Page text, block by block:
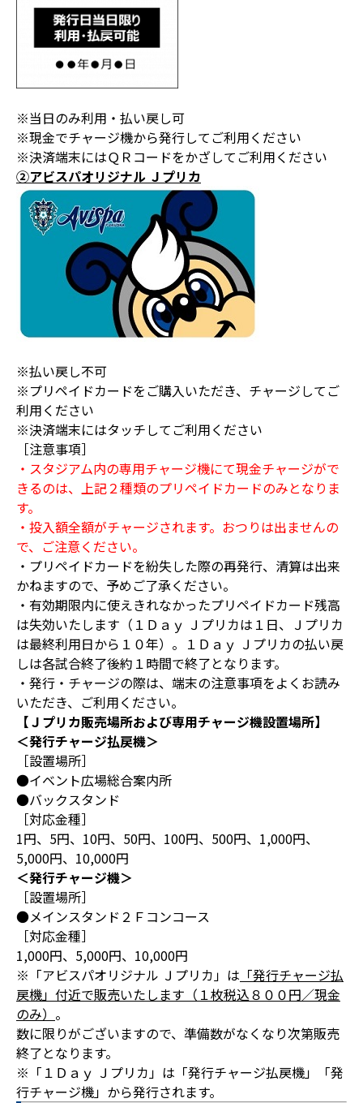
※当日のみ利用・払い戻し可
※現金でチャージ機から発行してご利用ください
※決済端末にはＱＲコードをかざしてご利用ください
②アビスパオリジナル Ｊプリカ
※払い戻し不可
※プリペイドカードをご購入いただき、チャージしてご
利用ください
※決済端末にはタッチしてご利用ください
［注意事項］
・スタジアム内の専用チャージ機にて現金チャージがで
きるのは、上記２種類のプリペイドカードのみとなりま
す。
・投入額全額がチャージされます。おつりは出ませんの
で、ご注意ください。
・プリペイドカードを紛失した際の再発行、清算は出来
かねますので、予めご了承ください。
・有効期限内に使えきれなかったプリペイドカード残高
は失効いたします（１Ｄａｙ Ｊプリカは１日、Ｊプリカ
は最終利用日から１０年）。１Ｄａｙ Ｊプリカの払い戻
しは各試合終了後約１時間で終了となります。
・発行・チャージの際は、端末の注意事項をよくお読み
いただき、ご利用ください。
【Ｊプリカ販売場所および専用チャージ機設置場所】
＜発行チャージ払戻機＞
［設置場所］
●イベント広場総合案内所
●バックスタンド
［対応金種］
1円、5円、10円、50円、100円、500円、1,000円、
5,000円、10,000円
＜発行チャージ機＞
［設置場所］
●メインスタンド２Ｆコンコース
［対応金種］
1,000円、5,000円、10,000円
※「アビスパオリジナル Ｊプリカ」は 「発行チャージ払
戻機」付近で販売いたします（１枚税込８００円／現金
のみ） 。
数に限りがございますので、準備数がなくなり次第販売
終了となります。
※「１Ｄａｙ Ｊプリカ」は「発行チャージ払戻機」「発
行チャージ機」から発行されます。